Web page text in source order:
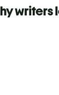
writers